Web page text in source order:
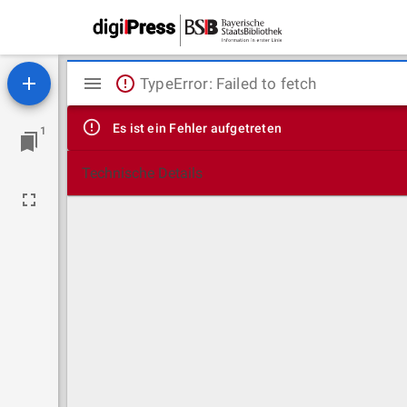
1
Mirador
Viewer
TypeError: Failed to fetch
Es ist ein Fehler aufgetreten
Technische Details